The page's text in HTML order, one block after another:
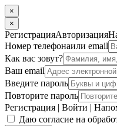
×
×
РегистрацияАвторизация
Номер телефонаили email
Как вас зовут?
Ваш email
Введите пароль
Повторите пароль
Регистрация | Войти |
Даю согласие на